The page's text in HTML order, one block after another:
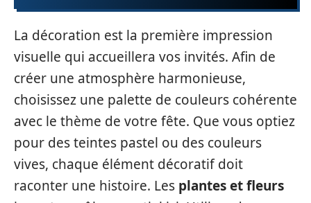
La décoration est la première impression
visuelle qui accueillera vos invités. Afin de
créer une atmosphère harmonieuse,
choisissez une palette de couleurs cohérente
avec le thème de votre fête. Que vous optiez
pour des teintes pastel ou des couleurs
vives, chaque élément décoratif doit
raconter une histoire. Les plantes et fleurs